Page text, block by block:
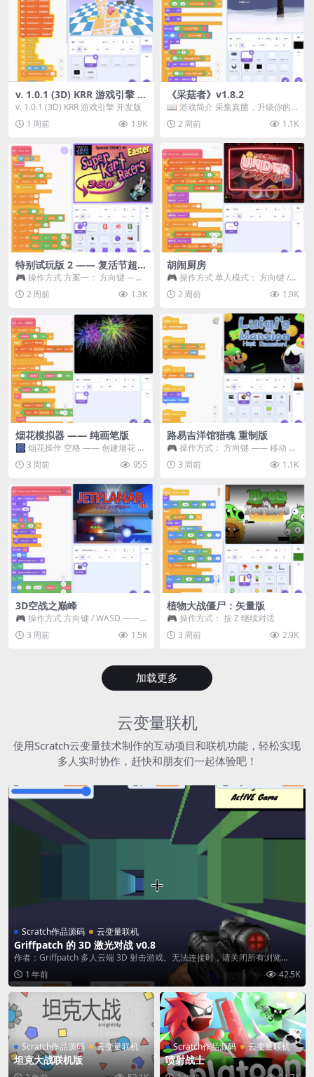
v. 1.0.1 (3D) KRR 游戏引擎 开
发版
v. 1.0.1 (3D) KRR 游戏引擎 开发版
1 周前
1.9K
《采菇者》v1.8.2
📖 游戏简介 采集真菌，升级你的
机体，并前往未知领域探索。 这是
一款静谧的探索冒...
2 周前 1.1K
特别试玩版 2 —— 复活节超级
卡丁车赛
🎮 操作方式 方案一： 方向键 ——
移动 Z —— 跳跃 / 漂移 方案二： ...
2 周前 1.3K
胡闹厨房
🎮 操作方式 单人模式： 方向键 /
WASD —— 移动 Z / K —— 抓...
2 周前 1.9K
烟花模拟器 —— 纯画笔版
🎆 烟花操作 空格 —— 创建烟花 1
~ 3 —— 切换烟花类型 普通烟花
嘶...3 周前 955
路易吉洋馆猎魂 重制版
🎮 操作方式： 方向键 —— 移动 &
跳跃 空格 —— 打开宝箱 将你...
3 周前 1.1K
3D空战之巅峰
🎮 操作方式 方向键 / WASD ——
移动 Z / K —— 射击 / 攻击...
3 周前 1.5K
植物大战僵尸：矢量版
🎮 操作方式： 按 Z 继续对话
3 周前
2.9K
加载更多
云变量联机
使用Scratch云变量技术制作的互动项目和联机功能，轻松实现
多人实时协作，赶快和朋友们一起体验吧！
Scratch作品源码 云变量联机
Griffpatch 的 3D 激光对战 v0.8
作者：Griffpatch 多人云端 3D 射击游戏。无法连接时，请关闭所有浏览...
1 年前
42.5K
Scratch作品源码 云变量联机
坦克大战联机版
Scratch作品源码 云变量联机
喷射战士